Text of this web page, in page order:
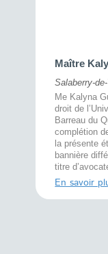
Maître
Salaberry-
Me Kalyna
droit de
Barreau du
complétion
la présente
bannière
titre
En savoir